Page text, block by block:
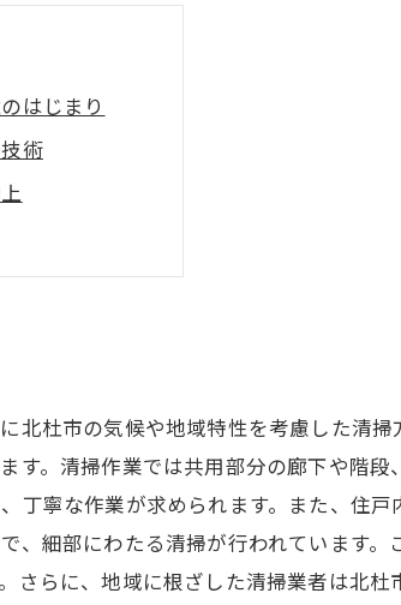
はじまり
術
と工夫
方のポイント
北杜市の気候や地域特性を考慮した清掃
す。清掃作業では共用部分の廊下や階段
丁寧な作業が求められます。また、住戸
、細部にわたる清掃が行われています。
さらに、地域に根ざした清掃業者は北杜